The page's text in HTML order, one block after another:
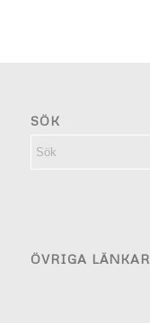
SÖK
ÖVRIGA LÄNKAR